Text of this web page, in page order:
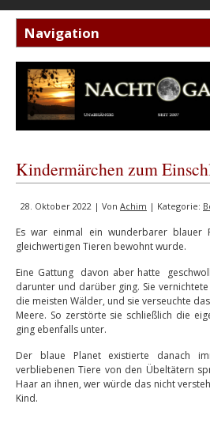
Kindermärchen zum
28. Oktober 2022 | Von Achim | Kategorie:
Es war einmal ein wunderbarer blauer
gleichwertigen Tieren bewohnt wurde.
Eine Gattung davon aber hatte
darunter und darüber ging. Sie
die meisten Wälder, und sie verseuchte
Meere. So zerstörte sie schließlich die
ging ebenfalls unter.
Der blaue Planet existierte danach
verbliebenen Tiere von den Übeltätern
Haar an ihnen, wer würde das nicht
Kind.